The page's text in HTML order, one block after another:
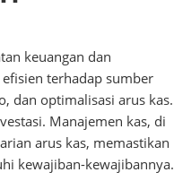
keuangan dan
terhadap sumber
dan optimalisasi arus kas.
Manajemen kas, di
arus kas, memastikan
kewajiban-kewajibannya.